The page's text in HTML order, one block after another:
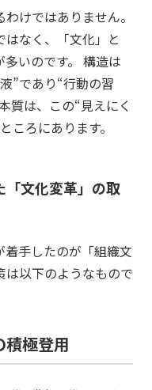
けではありません。
なく、「文化」と
多いのです。 構造は
”であり“行動の習
質は、この“見えにく
ころにあります。
「文化変革」の取
手したのが「組織文
以下のようなもので
極登用